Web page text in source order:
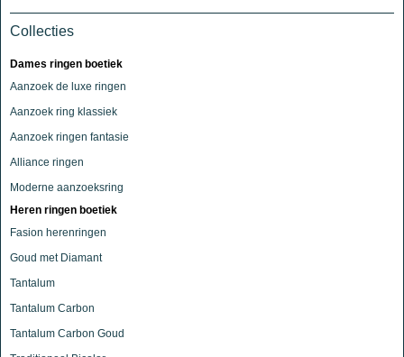
Collecties
Dames ringen boetiek
Aanzoek de luxe ringen
Aanzoek ring klassiek
Aanzoek ringen fantasie
Alliance ringen
Moderne aanzoeksring
Heren ringen boetiek
Fasion herenringen
Goud met Diamant
Tantalum
Tantalum Carbon
Tantalum Carbon Goud